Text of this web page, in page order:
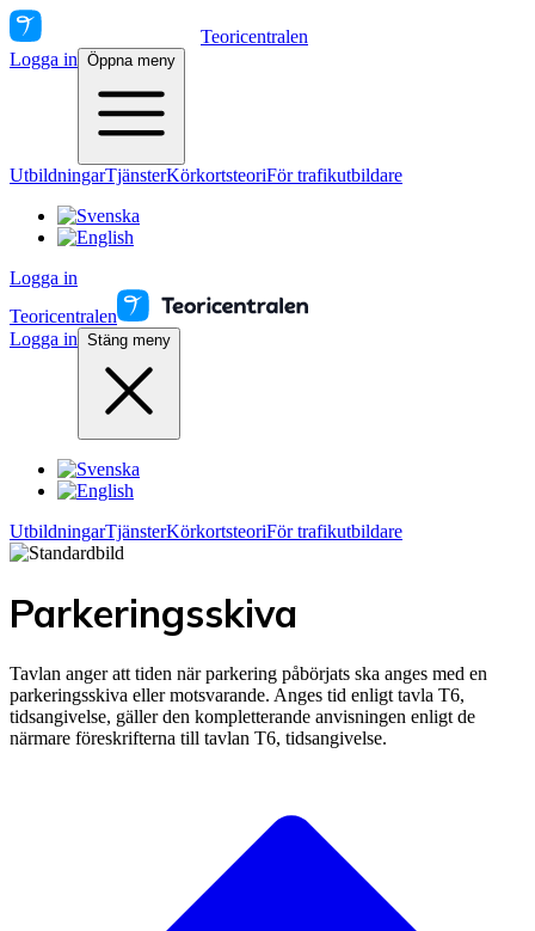
Teoricentralen
Logga in Öppna meny
UtbildningarTjänsterKörkortsteoriFör trafikutbildare
Logga in
Teoricentralen
Logga in Stäng meny
UtbildningarTjänsterKörkortsteoriFör trafikutbildare
Parkeringsskiva
Tavlan anger att tiden när parkering påbörjats ska anges med en
parkeringsskiva eller motsvarande. Anges tid enligt tavla T6,
tidsangivelse, gäller den kompletterande anvisningen enligt de
närmare föreskrifterna till tavlan T6, tidsangivelse.